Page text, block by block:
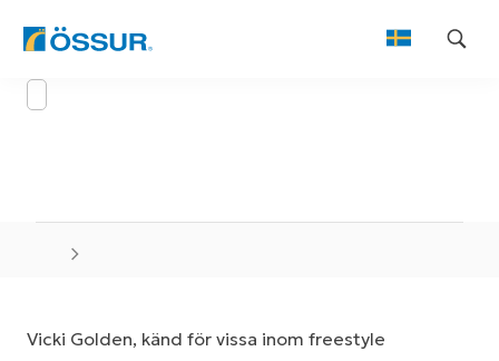
Skip
to
Vicki Golden, känd för vissa inom freestyle